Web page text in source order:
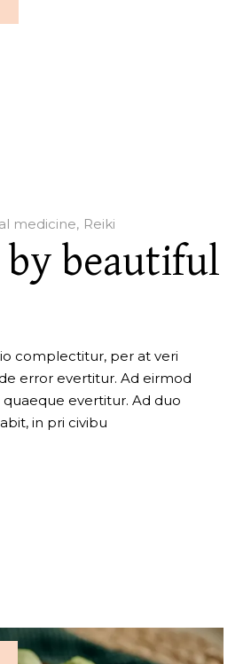
medicine Reiki
by beautiful
complectitur, per at veri
error evertitur. Ad eirmod
quaeque evertitur. Ad duo
in pri civibu